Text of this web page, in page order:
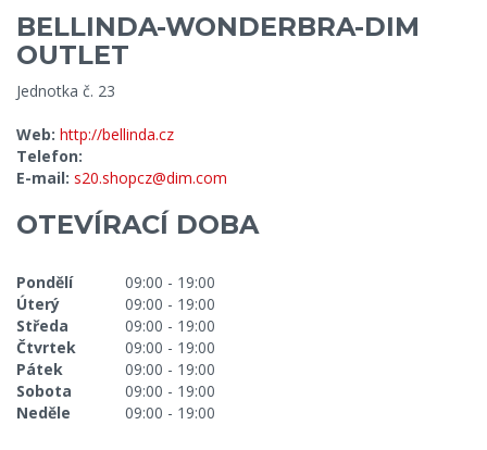
BELLINDA-WONDERBRA-DIM
OUTLET
Jednotka č. 23
Web: http://bellinda.cz
Telefon:
E-mail: s20.shopcz@dim.com
OTEVÍRACÍ DOBA
Pondělí
09:00 - 19:00
Úterý
09:00 - 19:00
Středa
09:00 - 19:00
Čtvrtek
09:00 - 19:00
Pátek
09:00 - 19:00
Sobota
09:00 - 19:00
Neděle
09:00 - 19:00